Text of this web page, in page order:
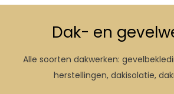
Dak- en
Alle soorten dakwerken:
herstellingen, dakisolatie,